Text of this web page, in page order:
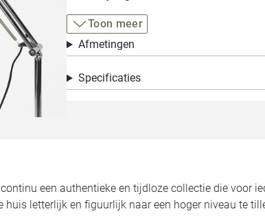
Toon meer
Afmetingen
Specificaties
een authentieke en tijdloze collectie die voor
letterlijk en figuurlijk naar een hoger niveau te